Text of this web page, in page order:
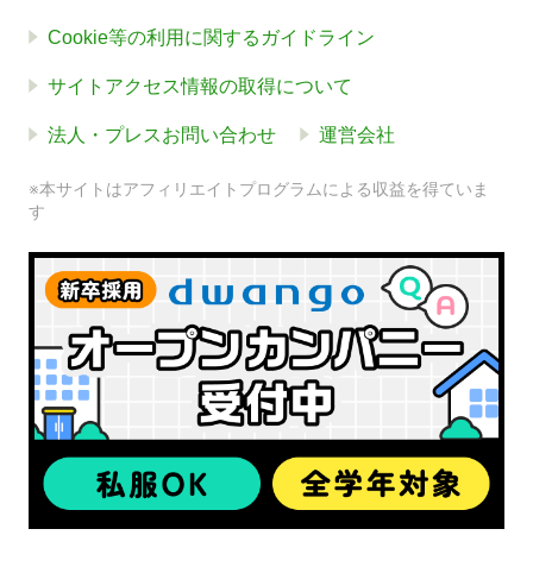
Cookie等の利用に関するガイドライン
サイトアクセス情報の取得について
法人・プレスお問い合わせ 運営会社
※本サイトはアフィリエイトプログラムによる収益を得ていま
す